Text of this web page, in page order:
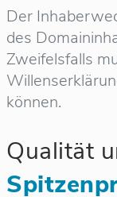
Der
des
Zweifelsfalls
können.
Qualität